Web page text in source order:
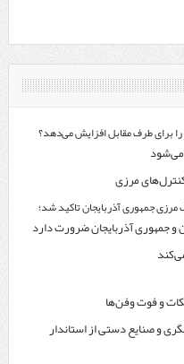
برای طرف مقابل افزایش می‌دهد؟
می‌شود
کنترل‌های مرزی
جمهوری آذربایجان تاکید شد؛
جمهوری آذربایجان ضرورت دارد
و فوت وفن‌ها
و صنایع دستی از استاندار